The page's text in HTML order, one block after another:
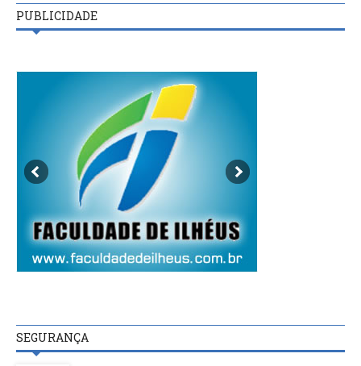
PUBLICIDADE
SEGURANÇA